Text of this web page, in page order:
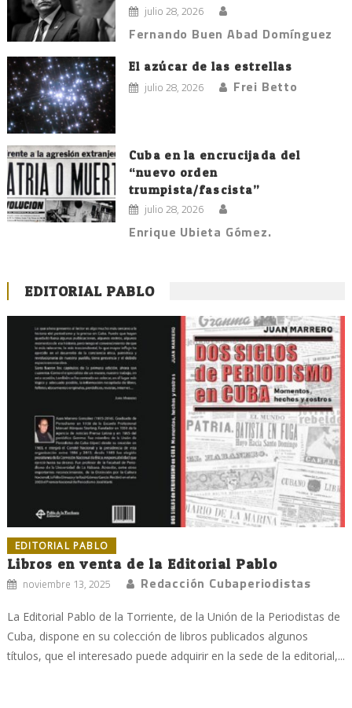
julio 28, 2026
Fernando Buen Abad Domínguez
El azúcar de las estrellas
julio 28, 2026 Frei Betto
Cuba en la encrucijada del
“nuevo orden
trumpista/fascista”
julio 28, 2026
Enrique Ubieta Gómez.
EDITORIAL PABLO
EDITORIAL PABLO
Libros en venta de la Editorial Pablo
noviembre 13, 2025 Redacción Cubaperiodistas
La Editorial Pablo de la Torriente, de la Unión de la Periodistas de
Cuba, dispone en su colección de libros publicados algunos
títulos, que el interesado puede adquirir en la sede de la editorial,...